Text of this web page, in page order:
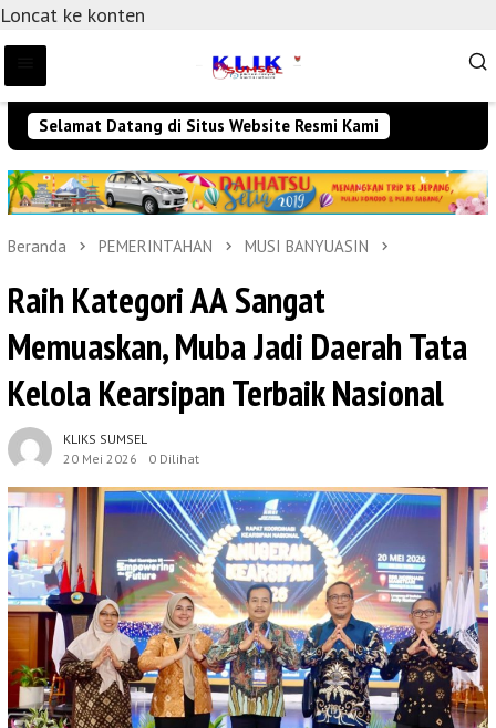
Loncat ke konten
Selamat Datang di Situs Website Resmi Kami
Beranda PEMERINTAHAN MUSI BANYUASIN
Raih Kategori AA Sangat
Memuaskan, Muba Jadi Daerah Tata
Kelola Kearsipan Terbaik Nasional
KLIKS SUMSEL
20 Mei 2026
0 Dilihat